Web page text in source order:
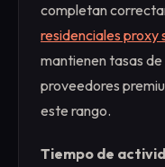
completan
residenciales proxy
mantienen tasas de
proveedores
este rango.
Tiempo de